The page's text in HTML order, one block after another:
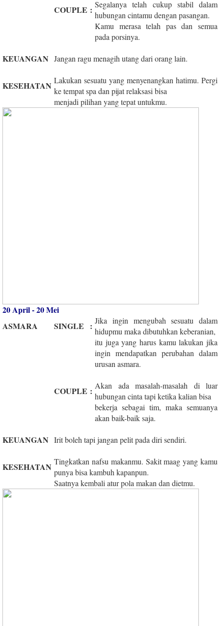
COUPLE : Segalanya telah cukup stabil dalam
hubungan cintamu dengan pasangan.
Kamu merasa telah pas dan semua
pada porsinya.
KEUANGAN Jangan ragu menagih utang dari orang lain.
KESEHATAN Lakukan sesuatu yang menyenangkan hatimu. Pergi
ke tempat spa dan pijat relaksasi bisa
menjadi pilihan yang tepat untukmu.
20 April - 20 Mei
ASMARA
SINGLE : Jika ingin mengubah sesuatu dalam
hidupmu maka dibutuhkan keberanian,
itu juga yang harus kamu lakukan jika
ingin mendapatkan perubahan dalam
urusan asmara.
COUPLE : Akan ada masalah-masalah di luar
hubungan cinta tapi ketika kalian bisa
bekerja sebagai tim, maka semuanya
akan baik-baik saja.
KEUANGAN Irit boleh tapi jangan pelit pada diri sendiri.
KESEHATAN Tingkatkan nafsu makanmu. Sakit maag yang kamu
punya bisa kambuh kapanpun.
Saatnya kembali atur pola makan dan dietmu.